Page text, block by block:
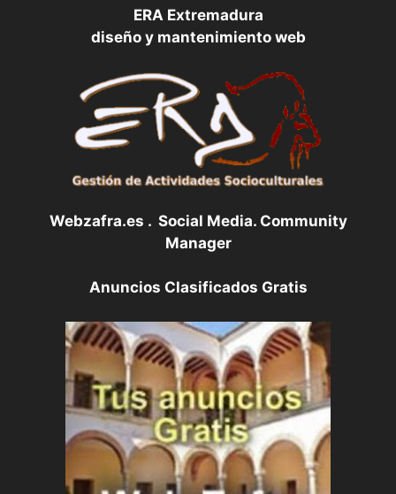
ERA Extremadura
diseño y mantenimiento web
Webzafra.es . Social Media. Community
Manager
Anuncios Clasificados Gratis